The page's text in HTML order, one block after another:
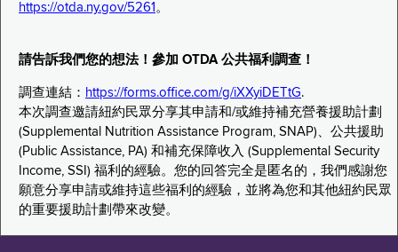
https://otda.ny.gov/5261 。
請告訴我們您的想法！參加 OTDA 公共福利調查！
調查連結： https://forms.office.com/g/iXXyiDETtG.
本次調查邀請紐約民眾分享其申請和/或維持補充營養援助計劃
(Supplemental Nutrition Assistance Program, SNAP)、公共援助
(Public Assistance, PA) 和補充保障收入 (Supplemental Security
Income, SSI) 福利的經驗。您的回答完全是匿名的，我們感謝您
願意分享申請或維持這些福利的經驗，並將為您和其他紐約民眾
的重要援助計劃帶來改變。